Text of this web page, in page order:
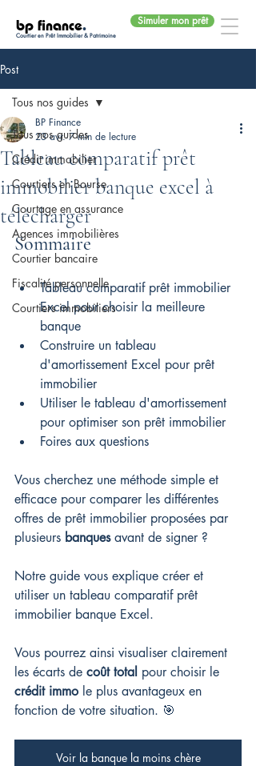
bp finance.
Courtier en Prêt Immobilier & Patrimoine
Simuler mon prêt
Post
Tous nos guides
Crédit immobilier
Courtiers en Bourse
Courtage en assurance
Agences immobilières
Courtier bancaire
Fiscalité personnelle
Courtiers immobiliers
Tous nos guides
Tableau comparatif prêt
immobilier banque excel à
télécharger
BP Finance
23 avr. 7 min de lecture
Sommaire
Tableau comparatif prêt immobilier
Excel pour choisir la meilleure
banque
Construire un tableau
d'amortissement Excel pour prêt
immobilier
Utiliser le tableau d'amortissement
pour optimiser son prêt immobilier
Foires aux questions
Vous cherchez une méthode simple et
efficace pour comparer les différentes
offres de prêt immobilier proposées par
plusieurs banques avant de signer ?
Notre guide vous explique créer et
utiliser un tableau comparatif prêt
immobilier banque Excel.
Vous pourrez ainsi visualiser clairement
les écarts de coût total pour choisir le
crédit immo le plus avantageux en
fonction de votre situation. 🎯
Voir la banque la moins chère